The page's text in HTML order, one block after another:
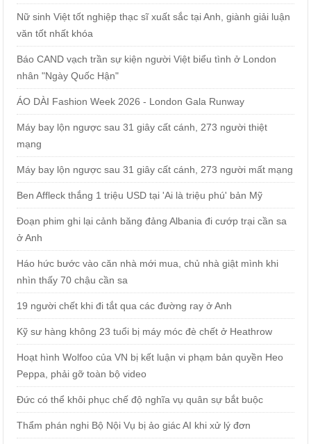
Nữ sinh Việt tốt nghiệp thạc sĩ xuất sắc tại Anh, giành giải luận
văn tốt nhất khóa
Báo CAND vạch trần sự kiện người Việt biểu tình ở London
nhân "Ngày Quốc Hận"
ÁO DÀI Fashion Week 2026 - London Gala Runway
Máy bay lộn ngược sau 31 giây cất cánh, 273 người thiệt
mạng
Máy bay lộn ngược sau 31 giây cất cánh, 273 người mất mạng
Ben Affleck thắng 1 triệu USD tại 'Ai là triệu phú' bản Mỹ
Đoạn phim ghi lại cảnh băng đảng Albania đi cướp trại cần sa
ở Anh
Háo hức bước vào căn nhà mới mua, chủ nhà giật mình khi
nhìn thấy 70 chậu cần sa
19 người chết khi đi tắt qua các đường ray ở Anh
Kỹ sư hàng không 23 tuổi bị máy móc đè chết ở Heathrow
Hoạt hình Wolfoo của VN bị kết luận vi phạm bản quyền Heo
Peppa, phải gỡ toàn bộ video
Đức có thể khôi phục chế độ nghĩa vụ quân sự bắt buộc
Thẩm phán nghi Bộ Nội Vụ bị ảo giác AI khi xử lý đơn